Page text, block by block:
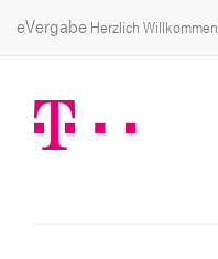
eVergabe Herzlich Willkommen